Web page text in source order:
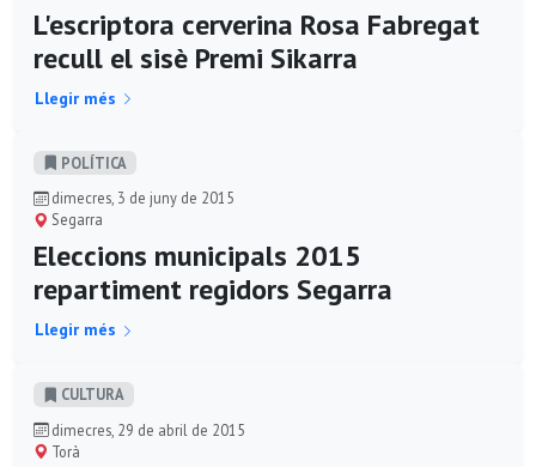
L'escriptora cerverina Rosa Fabregat
recull el sisè Premi Sikarra
Llegir més
POLÍ­TICA
dimecres, 3 de juny de 2015
Segarra
Eleccions municipals 2015
repartiment regidors Segarra
Llegir més
CULTURA
dimecres, 29 de abril de 2015
Torà